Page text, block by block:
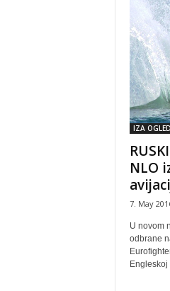
IZA
NLO
7. May
U novom
odbrane